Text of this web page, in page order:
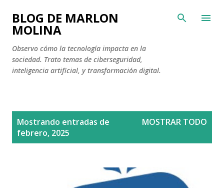
Ir al contenido principal
BLOG DE MARLON
MOLINA
Observo cómo la tecnología impacta en la
sociedad. Trato temas de ciberseguridad,
inteligencia artificial, y transformación digital.
Mostrando entradas de
febrero, 2025
MOSTRAR TODO